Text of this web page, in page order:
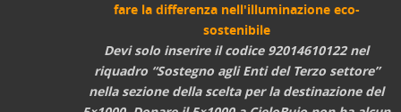
fare la differenza nell'illuminazione eco-
sostenibile
Devi solo inserire il codice 92014610122 nel
riquadro “Sostegno agli Enti del Terzo settore”
nella sezione della scelta per la destinazione del